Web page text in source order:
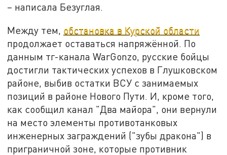
– написала Безуглая.
Между тем, обстановка в Курской области
продолжает оставаться напряжённой. По
данным тг-канала WarGonzo, русские бойцы
достигли тактических успехов в Глушковском
районе, выбив остатки ВСУ с занимаемых
позиций в районе Нового Пути. И, кроме того,
как сообщил канал "Два майора", они вернули
на место элементы противотанковых
инженерных заграждений ("зубы дракона") в
приграничной зоне, которые противник